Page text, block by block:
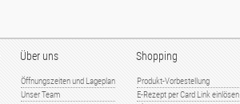
Über uns
Öffnungszeiten und Lageplan
Unser Team
Shopping
Produkt-Vorbestellung
E-Rezept per Card Link einlösen